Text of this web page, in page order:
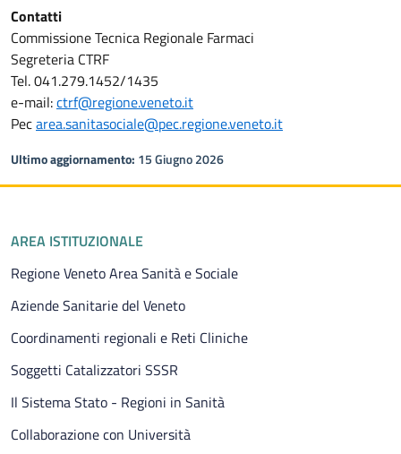
Contatti
Commissione Tecnica Regionale Farmaci
Segreteria CTRF
Tel. 041.279.1452/1435
e-mail:ctrf@regione.veneto.it
Pecarea.sanitasociale@pec.regione.veneto.it
Ultimo aggiornamento: 15 Giugno 2026
Piè di pagina
AREA ISTITUZIONALE
Regione Veneto Area Sanità e Sociale
Aziende Sanitarie del Veneto
Coordinamenti regionali e Reti Cliniche
Soggetti Catalizzatori SSSR
Il Sistema Stato - Regioni in Sanità
Collaborazione con Università